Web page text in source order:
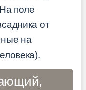
поле
от
на